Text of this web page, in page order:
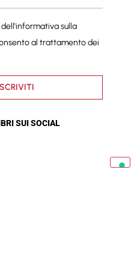
sulla
al trattamento dei
SUI SOCIAL